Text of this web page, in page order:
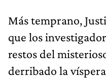
Más temprano,
que los
restos del
derribado la